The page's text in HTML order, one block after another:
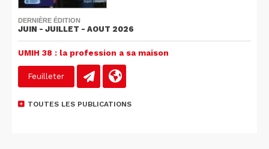
DERNIÈRE ÉDITION
JUIN - JUILLET - AOUT 2026
UMIH 38 : la profession a sa maison
Feuilleter
TOUTES LES PUBLICATIONS